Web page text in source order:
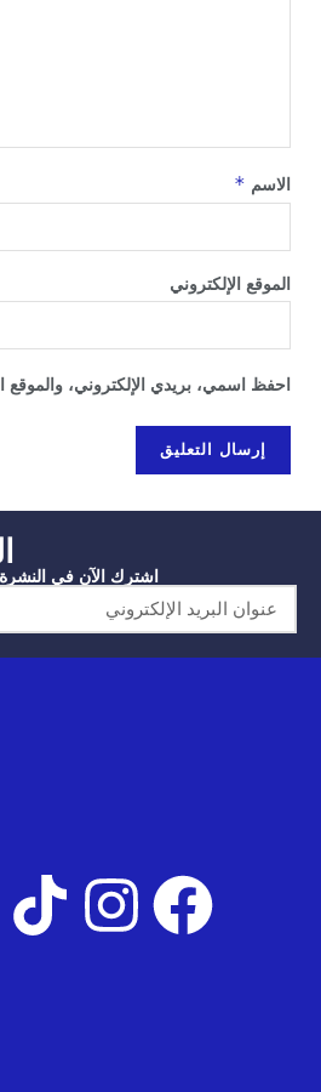
الاسم *
الموقع الإلكتروني
احفظ اسمي، بريدي الإلكتروني، والموقع
اشترك الآن في النشرة